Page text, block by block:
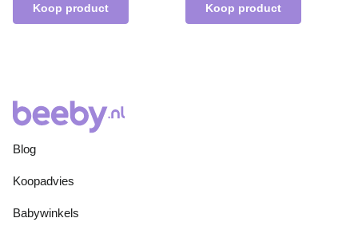
Koop product Koop product
Blog
Koopadvies
Babywinkels